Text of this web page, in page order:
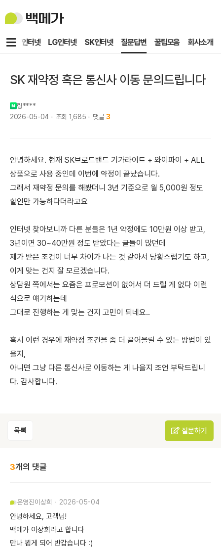
백
메
KT인터넷 LG인터넷 SK인터넷 질문답변 꿀팁모음 회사소개
메
SK 재약정 혹은 통신사 이동 문의드립니다
링****
2026-05-04
조회 1,685 댓글 3
안녕하세요. 현재 SK브로드밴드 기가라이트 + 와이파이 + ALL
상품으로 사용 중인데 이번에 약정이 끝났습니다.
그래서 재약정 문의를 해봤더니 3년 기준으로 월 5,000원 정도
할인만 가능하다더라고요
인터넷 찾아보니까 다른 분들은 1년 약정에도 10만원 이상 받고,
3년이면 30~40만원 정도 받았다는 글들이 많던데
제가 받은 조건이 너무 차이가 나는 것 같아서 당황스럽기도 하고,
이게 맞는 건지 잘 모르겠습니다.
상담원 쪽에서는 요즘은 프로모션이 없어서 더 드릴 게 없다 이런
식으로 얘기하는데
그대로 진행하는 게 맞는 건지 고민이 되네요..
혹시 이런 경우에 재약정 조건을 좀 더 끌어올릴 수 있는 방법이 있
을지,
아니면 그냥 다른 통신사로 이동하는 게 나을지 조언 부탁드립니
다. 감사합니다.
목록 질문하기
3개의 댓글
운영진이상희 2026-05-04
안녕하세요, 고객님!
백메가 이상희라고 합니다
만나 뵙게 되어 반갑습니다 :)